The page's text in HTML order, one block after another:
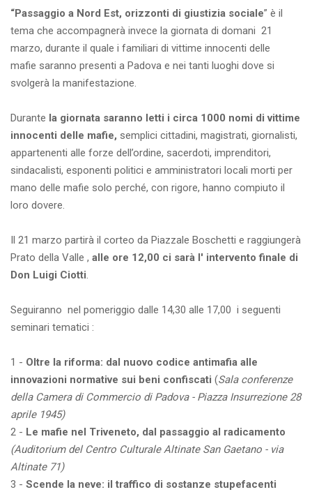
“Passaggio a Nord Est, orizzonti di giustizia sociale” è il
tema che accompagnerà invece la giornata di domani 21
marzo, durante il quale i familiari di vittime innocenti delle
mafie saranno presenti a Padova e nei tanti luoghi dove si
svolgerà la manifestazione.
Durante la giornata saranno letti i circa 1000 nomi di vittime
innocenti delle mafie, semplici cittadini, magistrati, giornalisti,
appartenenti alle forze dell’ordine, sacerdoti, imprenditori,
sindacalisti, esponenti politici e amministratori locali morti per
mano delle mafie solo perché, con rigore, hanno compiuto il
loro dovere.
Il 21 marzo partirà il corteo da Piazzale Boschetti e raggiungerà
Prato della Valle , alle ore 12,00 ci sarà l' intervento finale di
Don Luigi Ciotti.
Seguiranno nel pomeriggio dalle 14,30 alle 17,00 i seguenti
seminari tematici :
1 - Oltre la riforma: dal nuovo codice antimafia alle
innovazioni normative sui beni confiscati (Sala conferenze
della Camera di Commercio di Padova - Piazza Insurrezione 28
aprile 1945)
2 - Le mafie nel Triveneto, dal passaggio al radicamento
(Auditorium del Centro Culturale Altinate San Gaetano - via
Altinate 71)
3 - Scende la neve: il traffico di sostanze stupefacenti